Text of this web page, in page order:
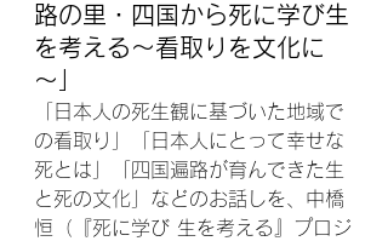
路の里・四国から死に学び生
を考える～看取りを文化に
～
「日本人の死生観に基づいた地域で
の看取り」「日本人にとって幸せな
死とは」「四国遍路が育んできた生
と死の文化」などのお話しを、中橋
恒（『死に学び 生を考える』プロジ